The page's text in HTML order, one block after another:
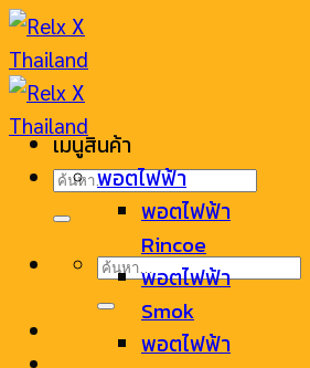
Skip
to
content
ค้นหา:
ค้นหา:
เมนูสินค้า
พอตไฟฟ้า
พอตไฟฟ้า
Rincoe
พอตไฟฟ้า
Smok
พอตไฟฟ้า